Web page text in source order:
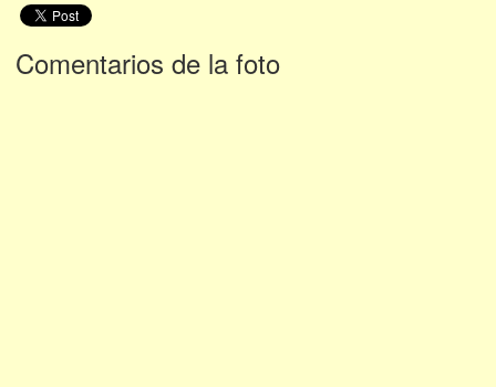
Comentarios de la foto